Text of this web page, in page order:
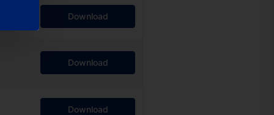
Download
Download
Download